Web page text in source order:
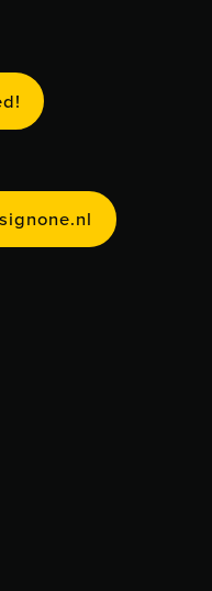
goed!
d!
info@signone.nl
signone.nl